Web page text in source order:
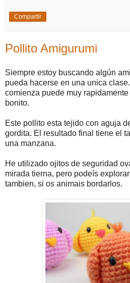
Compartir
Pollito Amigurumi
Siempre estoy buscando algún
pueda hacerse en una unica
comienza puede muy
bonito.
Este pollito esta tejido con aguja
gordita. El resultado final tiene el
una manzana.
He utilizado ojitos de seguridad
mirada tierna, pero podeís
tambien, si os animais bordarlos.